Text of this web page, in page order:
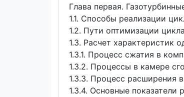
Глава первая.
1.1. Способы реализации
1.2. Пути оптимизации
1.3. Расчет
1.3.1. Процесс сжатия в
1.3.2. Процессы в камере
1.3.3. Процесс расширения
1.3.4. Основные показатели